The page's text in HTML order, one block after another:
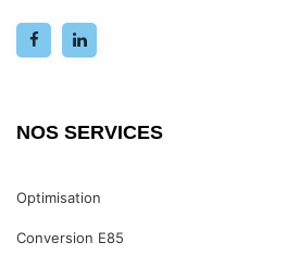
NOS SERVICES
Optimisation
Conversion E85